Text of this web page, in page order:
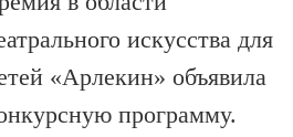
искусства для
«Арлекин» объявила
программу.